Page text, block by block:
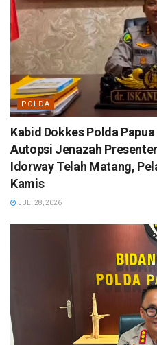
POLDA
Kabid Dokkes Polda
Autopsi Jenazah
Idorway Telah Matang,
Kamis
JULI 28, 2026